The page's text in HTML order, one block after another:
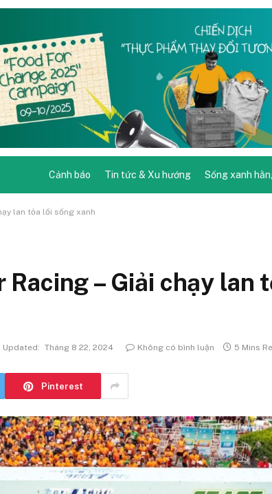
Cảnh báo Tin tức & Xu hướng Sống xanh
lan tỏa lối sống xanh
Racing – Giải chạy lan
Updated: Tháng 8 22, 2024 Không có bình luận 5 Mins
Pinterest